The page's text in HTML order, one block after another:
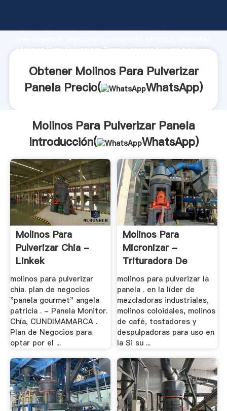
fuerte capacidad de producción, fuerza de
Molinos Para Pulverizar Panela proveedor crea el
Obtener Molinos Para Pulverizar
Panela Precio(
WhatsApp)
Molinos Para Pulverizar Panela
Introducción(
WhatsApp)
Molinos Para
Pulverizar Chia -
Linkek
molinos para pulverizar
chia. plan de negocios
"panela gourmet" angela
patricia . - Panela Monitor.
Chía, CUNDIMAMARCA .
Plan de Negocios para
optar por el ...
Molinos Para
Micronizar -
Trituradora De
Cono
molinos para pulverizar la
panela . en la líder de
mezcladoras industriales,
molinos coloidales, molinos
de café, tostadores y
despulpadoras para uso en
la Si su ...